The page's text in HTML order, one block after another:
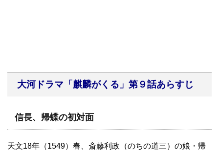
大河ドラマ「麒麟がくる」 第９話あらすじ
信長、帰蝶の初対面
天文18年（1549）春、斎藤利政（のちの道三）の娘・帰